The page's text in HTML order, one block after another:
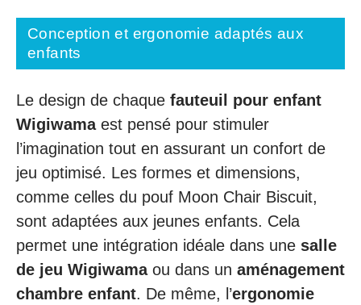
Conception et ergonomie adaptés aux
enfants
Le design de chaque fauteuil pour enfant
Wigiwamaest pensé pour stimuler
l’imagination tout en assurant un confort de
jeu optimisé. Les formes et dimensions,
comme celles du pouf Moon Chair Biscuit,
sont adaptées aux jeunes enfants. Cela
permet une intégration idéale dans une salle
de jeu Wigiwamaou dans un aménagement
chambre enfant. De même, l’ergonomie